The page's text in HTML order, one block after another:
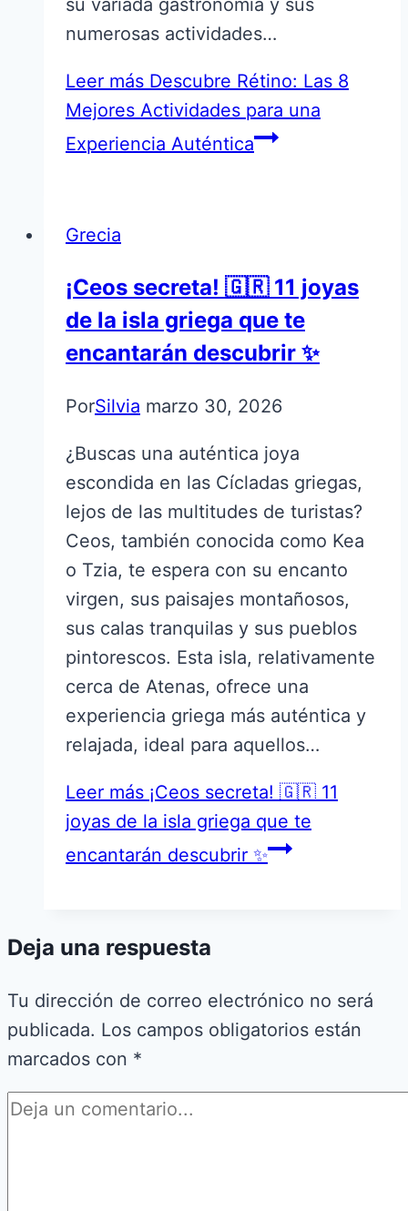
su variada gastronomía y sus
numerosas actividades…
Leer más Descubre Rétino: Las 8
Mejores Actividades para una
Experiencia Auténtica
Grecia
¡Ceos secreta! 🇬🇷 11 joyas
de la isla griega que te
encantarán descubrir ✨
PorSilvia marzo 30, 2026
¿Buscas una auténtica joya
escondida en las Cícladas griegas,
lejos de las multitudes de turistas?
Ceos, también conocida como Kea
o Tzia, te espera con su encanto
virgen, sus paisajes montañosos,
sus calas tranquilas y sus pueblos
pintorescos. Esta isla, relativamente
cerca de Atenas, ofrece una
experiencia griega más auténtica y
relajada, ideal para aquellos…
Leer más ¡Ceos secreta! 🇬🇷 11
joyas de la isla griega que te
encantarán descubrir ✨
Deja una respuesta
Tu dirección de correo electrónico no será
publicada. Los campos obligatorios están
marcados con *